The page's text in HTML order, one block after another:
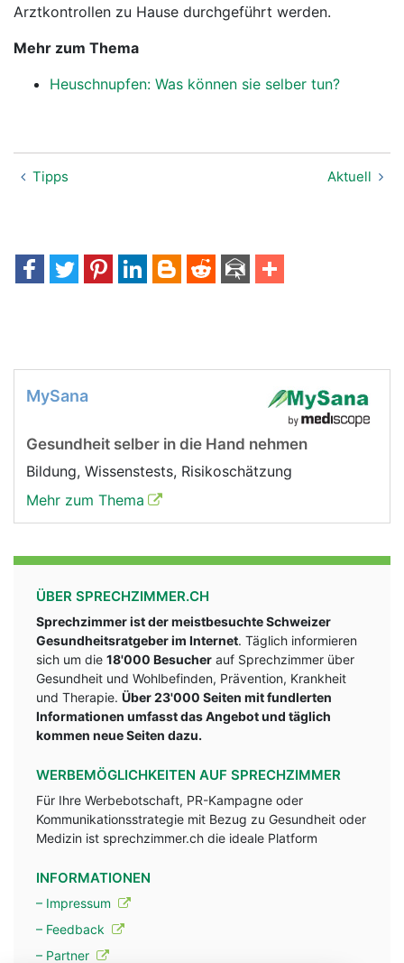
Arztkontrollen zu Hause durchgeführt werden.
Mehr zum Thema
Heuschnupfen: Was können sie selber tun?
Tipps Aktuell
MySana
Gesundheit selber in die Hand nehmen
Bildung, Wissenstests, Risikoschätzung
Mehr zum Thema
ÜBER SPRECHZIMMER.CH
Sprechzimmer ist der meistbesuchte Schweizer
Gesundheitsratgeber im Internet. Täglich informieren
sich um die 18'000 Besucher auf Sprechzimmer über
Gesundheit und Wohlbefinden, Prävention, Krankheit
und Therapie. Über 23'000 Seiten mit fundlerten
Informationen umfasst das Angebot und täglich
kommen neue Seiten dazu.
WERBEMÖGLICHKEITEN AUF SPRECHZIMMER
Für Ihre Werbebotschaft, PR-Kampagne oder
Kommunikationsstrategie mit Bezug zu Gesundheit oder
Medizin ist sprechzimmer.ch die ideale Platform
INFORMATIONEN
– Impressum
– Feedback
– Partner